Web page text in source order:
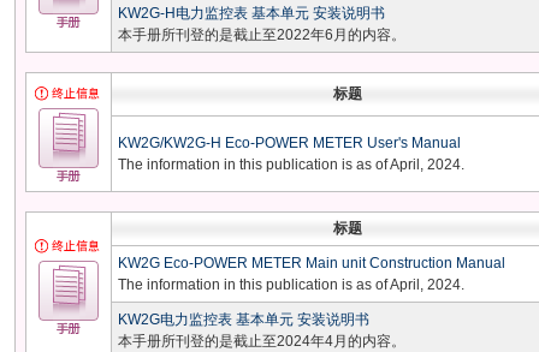
KW2G-H电力监控表 基本单元 安装说明书
本手册所刊登的是截止至2022年6月的内容。
标题
KW2G/KW2G-H Eco-POWER METER User's Manual
The information in this publication is as of April, 2024.
标题
KW2G Eco-POWER METER Main unit Construction Manual
The information in this publication is as of April, 2024.
KW2G电力监控表 基本单元 安装说明书
本手册所刊登的是截止至2024年4月的内容。